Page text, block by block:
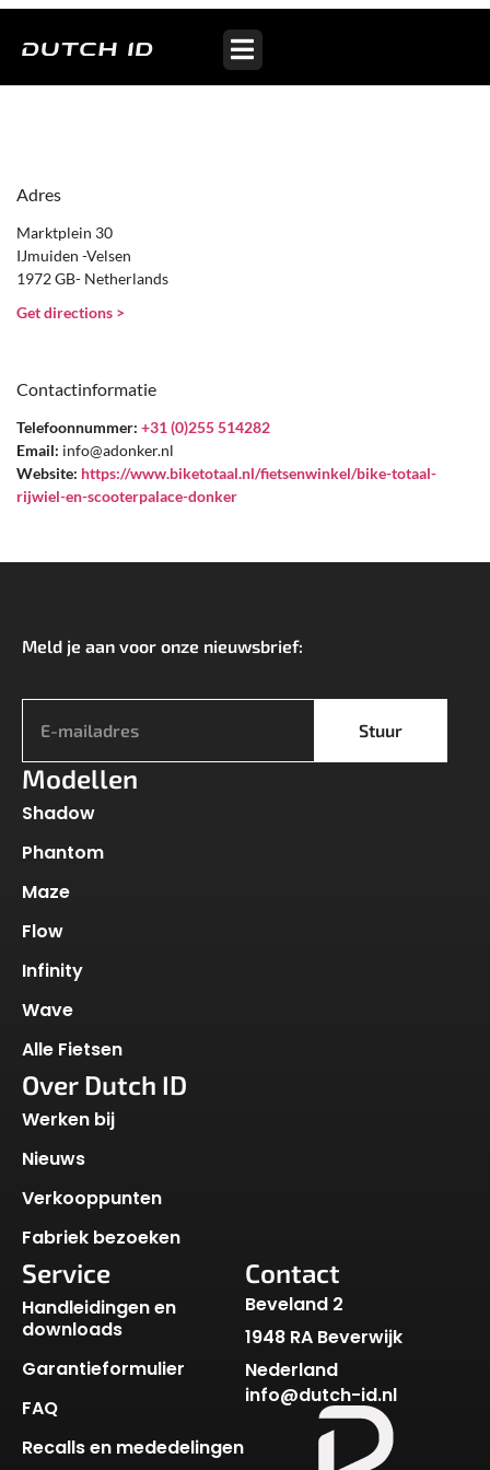
Bike Totaal A. Donker
Adres
Marktplein 30
IJmuiden -Velsen
1972 GB- Netherlands
Get directions >
Contactinformatie
Telefoonnummer: +31 (0)255 514282
Email: info@adonker.nl
Website: https://www.biketotaal.nl/fietsenwinkel/bike-totaal-
rijwiel-en-scooterpalace-donker
Meld je aan voor onze nieuwsbrief:
Stuur
Modellen
Shadow
Phantom
Maze
Flow
Infinity
Wave
Alle Fietsen
Over Dutch ID
Werken bij
Nieuws
Verkooppunten
Fabriek bezoeken
Service
Handleidingen en
downloads
Garantieformulier
FAQ
Recalls en mededelingen
Contact
Beveland 2
1948 RA Beverwijk
Nederland
info@dutch-id.nl